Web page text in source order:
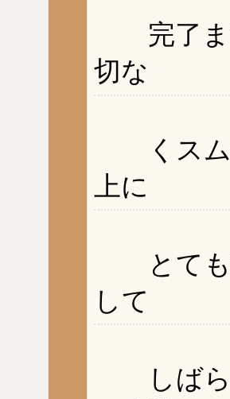
完了ま
切な
くスム
上に
とても
して
しばら